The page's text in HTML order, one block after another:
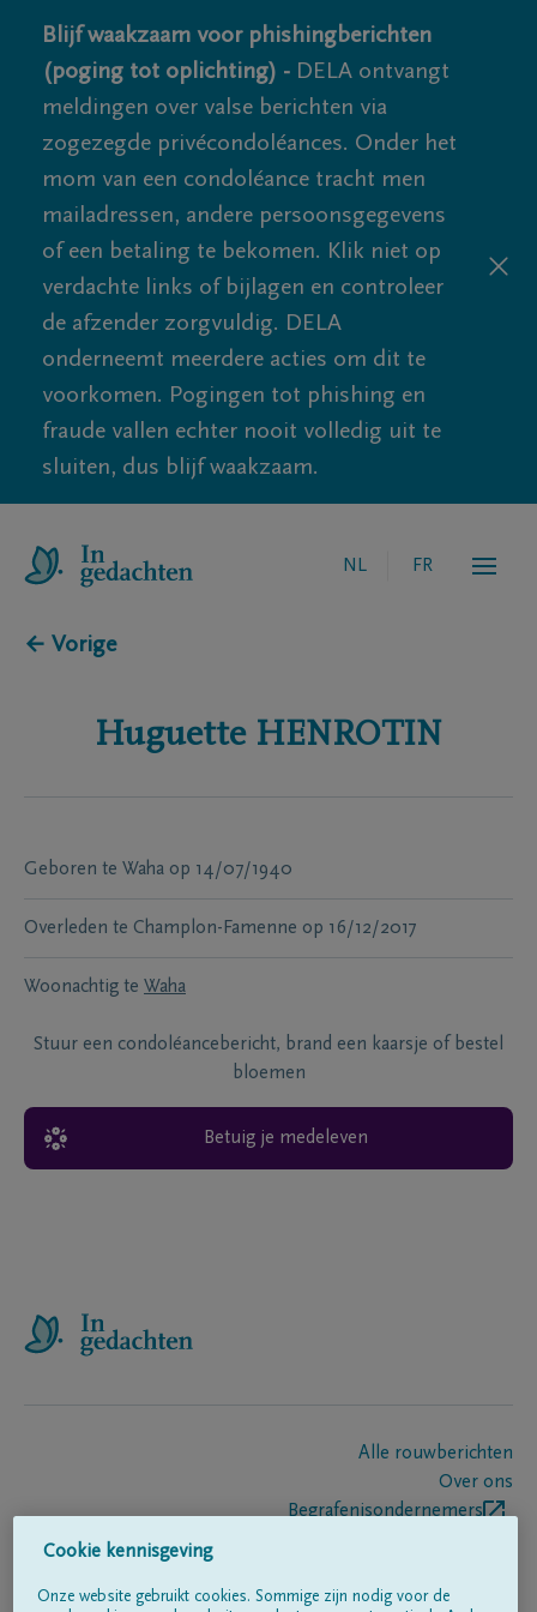
Blijf waakzaam voor phishingberichten
(poging tot oplichting) - DELA ontvangt
meldingen over valse berichten via
zogezegde privécondoléances. Onder het
mom van een condoléance tracht men
mailadressen, andere persoonsgegevens
of een betaling te bekomen. Klik niet op
verdachte links of bijlagen en controleer
de afzender zorgvuldig. DELA
onderneemt meerdere acties om dit te
voorkomen. Pogingen tot phishing en
fraude vallen echter nooit volledig uit te
sluiten, dus blijf waakzaam.
NL FR
← Vorige
Huguette HENROTIN
Geboren te Waha op 14/07/1940
Overleden te Champlon-Famenne op 16/12/2017
Woonachtig te Waha
Stuur een condoléancebericht, brand een kaarsje of bestel
bloemen
Betuig je medeleven
Alle rouwberichten
Over ons
Begrafenisondernemers
Cookie kennisgeving
Onze website gebruikt cookies. Sommige zijn nodig voor de